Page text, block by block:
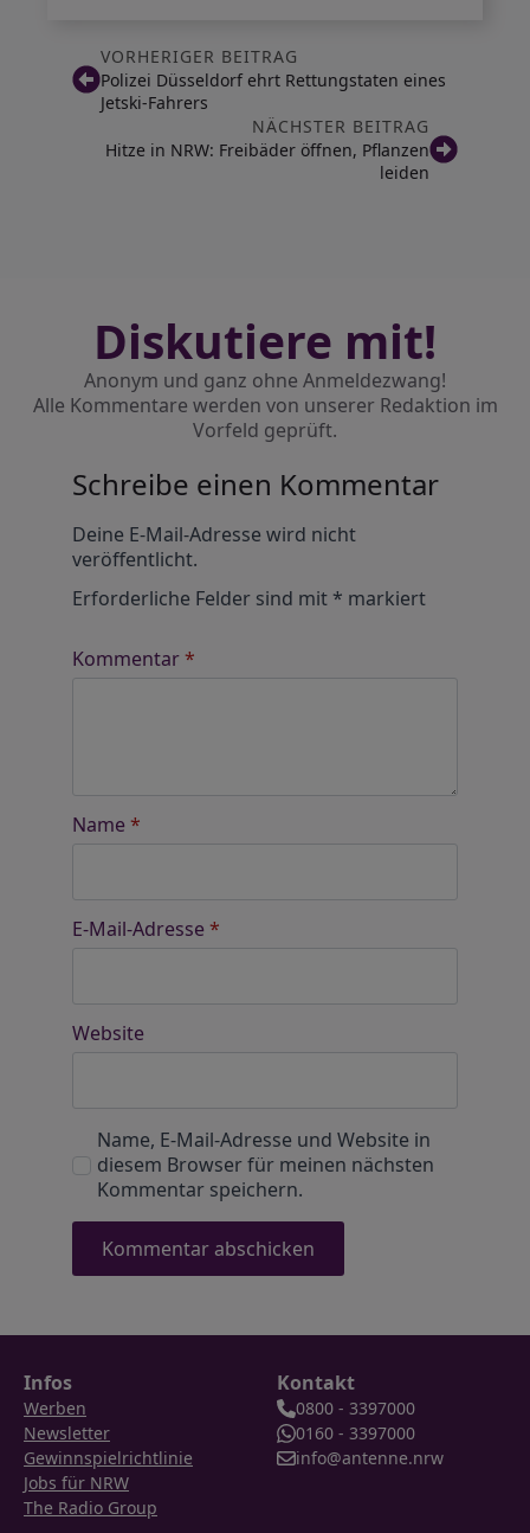
VORHERIGER BEITRAG
Polizei Düsseldorf ehrt Rettungstaten eines
Jetski-Fahrers
NÄCHSTER BEITRAG
Hitze in NRW: Freibäder öffnen, Pflanzen
leiden
Diskutiere mit!
Anonym und ganz ohne Anmeldezwang!
Alle Kommentare werden von unserer Redaktion im
Vorfeld geprüft.
Schreibe einen Kommentar
Deine E-Mail-Adresse wird nicht
veröffentlicht.
Erforderliche Felder sind mit* markiert
Kommentar*
Name *
E-Mail-Adresse *
Website
Name, E-Mail-Adresse und Website in
diesem Browser für meinen nächsten
Kommentar speichern.
Infos
Werben
Newsletter
Gewinnspielrichtlinie
Jobs für NRW
The Radio Group
Kontakt
0800 - 3397000
0160 - 3397000
info@antenne.nrw